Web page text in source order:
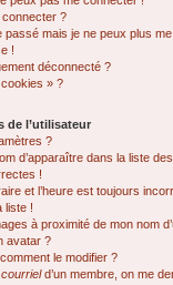
connecter ?
mais je ne peux plus
!
déconnecté ?
» ?
de l’utilisateur
?
d’apparaître dans la liste
!
et l’heure est toujours
liste !
à proximité de mon nom
avatar ?
le modifier ?
courrield’un membre, on me